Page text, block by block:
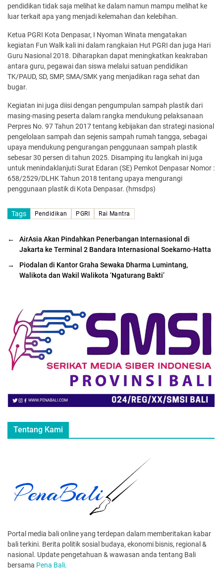
pendidikan tidak saja melihat ke dalam namun mampu melihat ke
luar terkait apa yang menjadi kelemahan dan kelebihan.
Ketua PGRI Kota Denpasar, I Nyoman Winata mengatakan
kegiatan Fun Walk kali ini dalam rangkaian Hut PGRI dan juga Hari
Guru Nasional 2018. Diharapkan dapat meningkatkan keakraban
antara guru, pegawai dan siswa melalui satuan pendidikan
TK/PAUD, SD, SMP, SMA/SMK yang menjadikan raga sehat dan
bugar.
Kegiatan ini juga diisi dengan pengumpulan sampah plastik dari
masing-masing peserta dalam rangka mendukung pelaksanaan
Perpres No. 97 Tahun 2017 tentang kebijakan dan strategi nasional
pengelolaan sampah dan sejenis sampah rumah tangga, sebagai
upaya mendukung pengurangan penggunaan sampah plastik
sebesar 30 persen di tahun 2025. Disamping itu langkah ini juga
untuk menindaklanjuti Surat Edaran (SE) Pemkot Denpasar Nomor :
658/2529/DLHK Tahun 2018 tentang upaya mengurangi
penggunaan plastik di Kota Denpasar. (hmsdps)
Tags Pendidikan PGRI Rai Mantra
←
AirAsia Akan Pindahkan Penerbangan Internasional di
Jakarta ke Terminal 2 Bandara Internasional Soekarno-Hatta
→
Piodalan di Kantor Graha Sewaka Dharma Lumintang,
Walikota dan Wakil Walikota ‘Ngaturang Bakti’
Tentang Kami
Portal media bali online yang terdepan dalam memberitakan kabar
bali terkini. Berita politik sosial budaya, ekonomi bisnis, regional &
nasional. Update pengetahuan & wawasan anda tentang Bali
bersama Pena Bali.